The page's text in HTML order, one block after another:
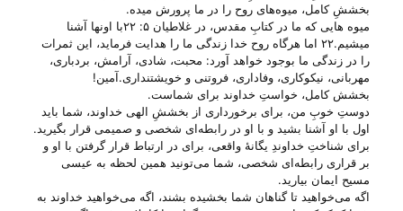
بخششِ کامل، میوه‌های روح را در ما پرورش میده.
میوه هایی که ما در کتابِ مقدس، در غلاطیان ۵: ۲۲با اونها آشنا
میشیم.۲۲ اما هرگاه روح خدا زندگی ما را هدایت فرماید، این ثمرات
را در زندگی ما بوجود خواهد آورد: محبت، شادی، آرامش، بردباری،
مهربانی، نیکوکاری، وفاداری، فروتنی و خویشتنداری.آمین!
بخشش کامل، خواستِ خداوند برای شماست.
دوستِ خوبِ من، برای برخورداری از بخششِ الهی خداوند، شما باید
اول با او آشنا بشید و با او در رابطه‌ای شخصی و صمیمی قرار بگیرید.
برای شناختِ خداوندِ یگانهٔ واقعی، برای در ارتباط قرار گرفتن با او و
بر قراری رابطه‌ای شخصی، شما می‌‌تونید همین لحظه به عیسی
مسیح ایمان بیارید.
اگه می‌‌خواهید تا گناهان شما بخشیده بشند، اگه می‌‌خواهید خداوند به